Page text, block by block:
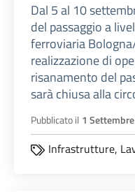
Dal 5 al 10
del passaggio a
ferroviaria
realizzazione di
risanamento del
sarà chiusa alla
Pubblicato il 1
Infrastrutture,